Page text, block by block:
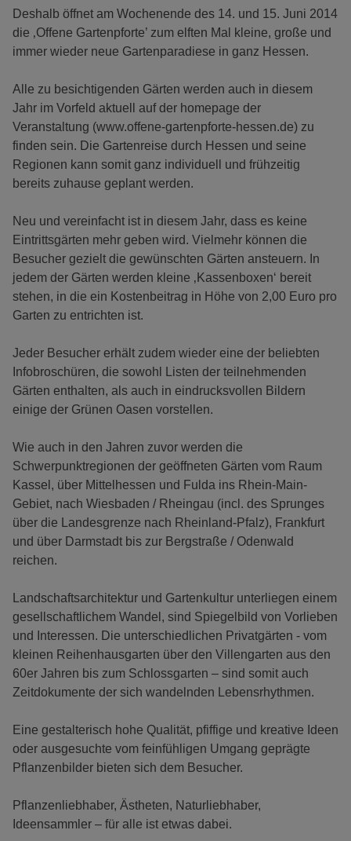
Deshalb öffnet am Wochenende des 14. und 15. Juni 2014
die ‚Offene Gartenpforte’ zum elften Mal kleine, große und
immer wieder neue Gartenparadiese in ganz Hessen.
Alle zu besichtigenden Gärten werden auch in diesem
Jahr im Vorfeld aktuell auf der homepage der
Veranstaltung (www.offene-gartenpforte-hessen.de) zu
finden sein. Die Gartenreise durch Hessen und seine
Regionen kann somit ganz individuell und frühzeitig
bereits zuhause geplant werden.
Neu und vereinfacht ist in diesem Jahr, dass es keine
Eintrittsgärten mehr geben wird. Vielmehr können die
Besucher gezielt die gewünschten Gärten ansteuern. In
jedem der Gärten werden kleine ‚Kassenboxen‘ bereit
stehen, in die ein Kostenbeitrag in Höhe von 2,00 Euro pro
Garten zu entrichten ist.
Jeder Besucher erhält zudem wieder eine der beliebten
Infobroschüren, die sowohl Listen der teilnehmenden
Gärten enthalten, als auch in eindrucksvollen Bildern
einige der Grünen Oasen vorstellen.
Wie auch in den Jahren zuvor werden die
Schwerpunktregionen der geöffneten Gärten vom Raum
Kassel, über Mittelhessen und Fulda ins Rhein-Main-
Gebiet, nach Wiesbaden / Rheingau (incl. des Sprunges
über die Landesgrenze nach Rheinland-Pfalz), Frankfurt
und über Darmstadt bis zur Bergstraße / Odenwald
reichen.
Landschaftsarchitektur und Gartenkultur unterliegen einem
gesellschaftlichem Wandel, sind Spiegelbild von Vorlieben
und Interessen. Die unterschiedlichen Privatgärten - vom
kleinen Reihenhausgarten über den Villengarten aus den
60er Jahren bis zum Schlossgarten – sind somit auch
Zeitdokumente der sich wandelnden Lebensrhythmen.
Eine gestalterisch hohe Qualität, pfiffige und kreative Ideen
oder ausgesuchte vom feinfühligen Umgang geprägte
Pflanzenbilder bieten sich dem Besucher.
Pflanzenliebhaber, Ästheten, Naturliebhaber,
Ideensammler – für alle ist etwas dabei.